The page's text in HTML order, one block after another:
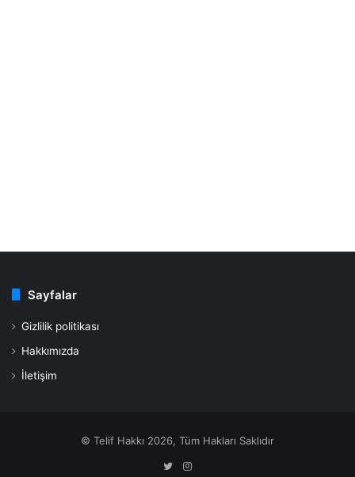
Sayfalar
Gizlilik politikası
Hakkımızda
İletişim
© Telif Hakkı 2026, Tüm Hakları Saklıdır
TwitterInstagram